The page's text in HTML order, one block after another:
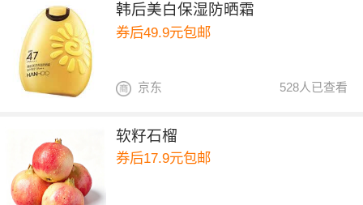
韩后美白保湿防晒霜
券后49.9元包邮
528人已查看
京东
软籽石榴
券后17.9元包邮